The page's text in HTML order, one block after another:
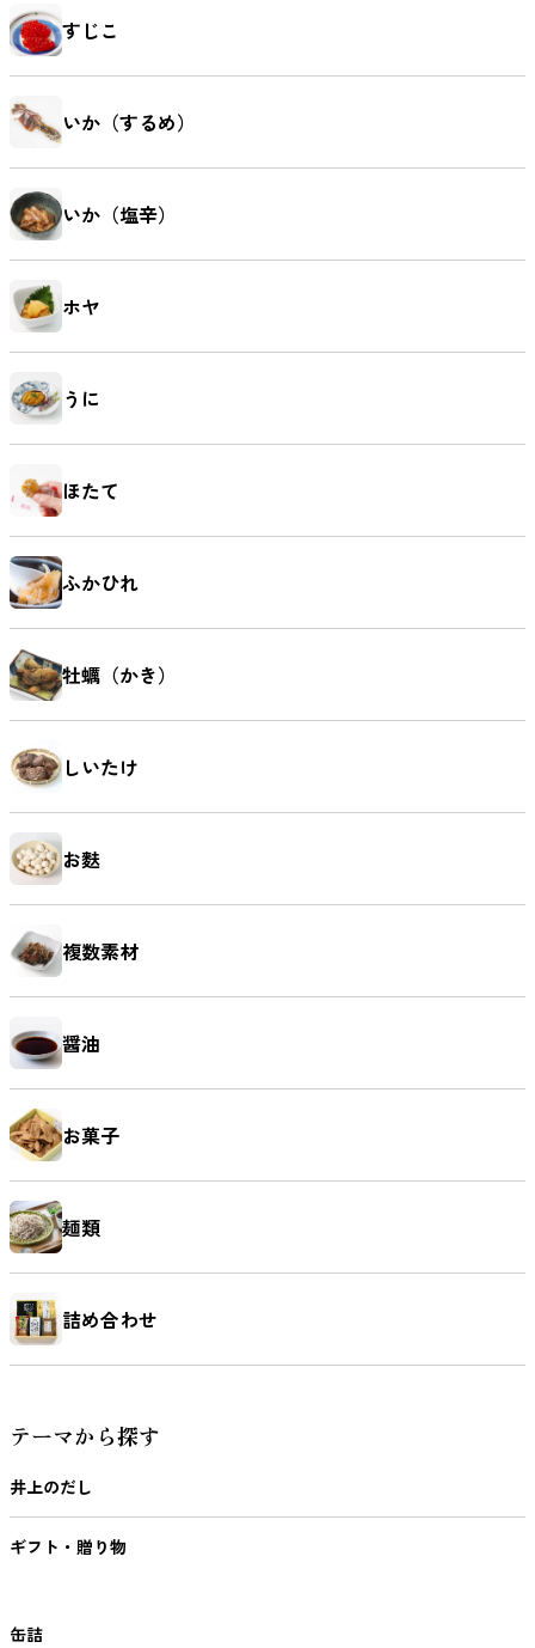
すじこ
いか（するめ）
いか（塩辛）
ホヤ
うに
ほたて
ふかひれ
牡蠣（かき）
しいたけ
お麩
複数素材
醤油
お菓子
麺類
詰め合わせ
テーマから探す
井上のだし
ギフト・贈り物
缶詰